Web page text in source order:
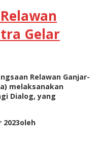
Gelar
Relawan Ganjar-
melaksanakan
Dialog, yang
2023oleh